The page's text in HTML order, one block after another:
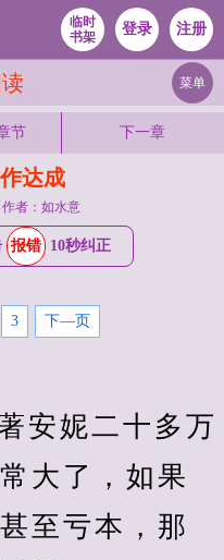
临时
书架
登录 注册
菜单
节 下一章
达成
作者：如水意
报错 10秒纠正
3 下—页
大了，如果
至亏本，那